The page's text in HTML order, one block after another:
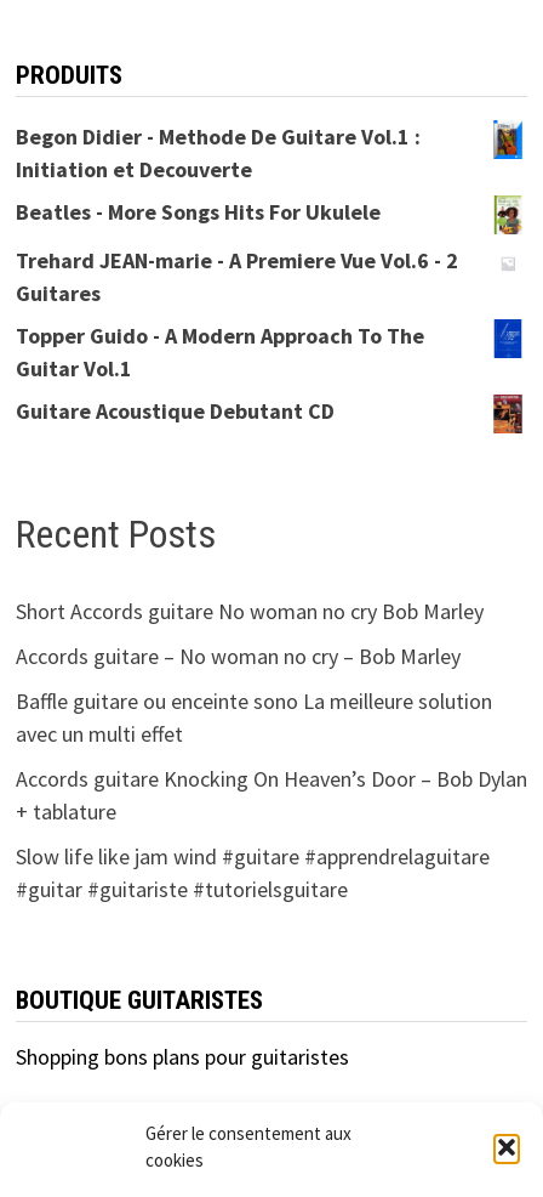
Gérer le consentement aux
cookies
PRODUITS
Begon Didier - Methode De Guitare Vol.1 :
Initiation et Decouverte
Beatles - More Songs Hits For Ukulele
Trehard JEAN-marie - A Premiere Vue Vol.6 - 2
Guitares
Topper Guido - A Modern Approach To The
Guitar Vol.1
Guitare Acoustique Debutant CD
Recent Posts
Short Accords guitare No woman no cry Bob Marley
Accords guitare – No woman no cry – Bob Marley
Baffle guitare ou enceinte sono La meilleure solution
avec un multi effet
Accords guitare Knocking On Heaven’s Door – Bob Dylan
+ tablature
Slow life like jam wind #guitare #apprendrelaguitare
#guitar #guitariste #tutorielsguitare
BOUTIQUE GUITARISTES
Shopping bons plans pour guitaristes